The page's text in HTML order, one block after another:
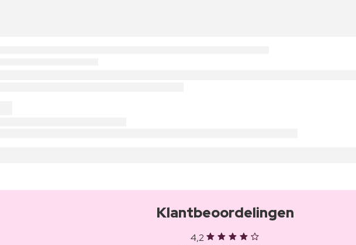
Klantbeoordelingen
4,2